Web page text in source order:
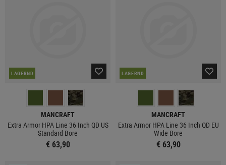
LAGERND
MANCRAFT
Extra Armor HPA Line 36 Inch QD US
Standard Bore
€ 63,90
LAGERND
MANCRAFT
Extra Armor HPA Line 36 Inch QD EU
Wide Bore
€ 63,90